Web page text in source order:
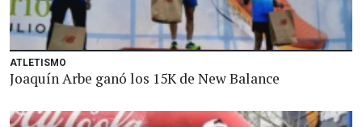
ATLETISMO
Joaquín Arbe ganó los 15K de New Balance